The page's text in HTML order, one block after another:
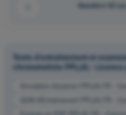
Question 62 sur
Tests d'entraînement et
chronométrés PPL(A) -